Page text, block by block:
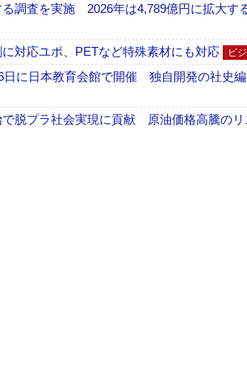
調査を実施 2026年は4,789億円に拡大す
対応ユポ、PETなど特殊素材にも対応 ビ
に日本教育会館で開催 独自開発の社史
脱プラ社会実現に貢献 原油価格高騰のリ